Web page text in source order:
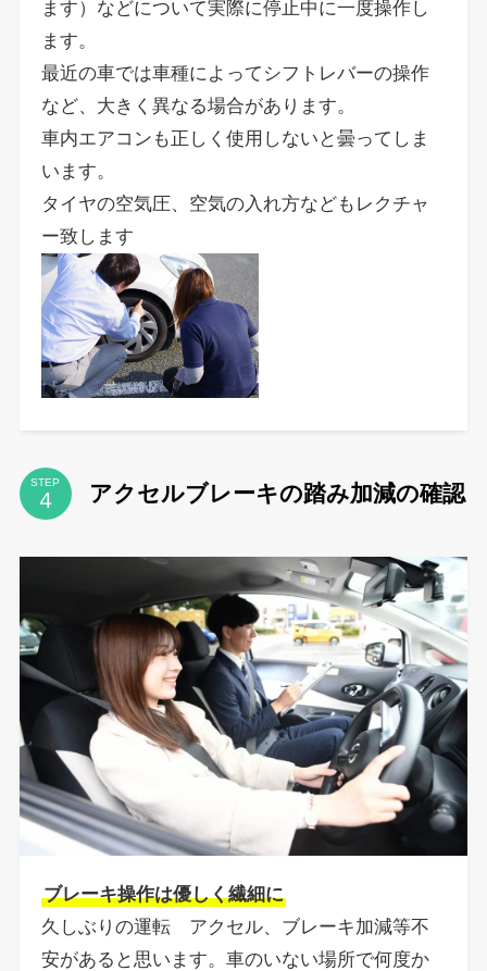
ます）などについて実際に停止中に一度操作し
ます。
最近の車では車種によってシフトレバーの操作
など、大きく異なる場合があります。
車内エアコンも正しく使用しないと曇ってしま
います。
タイヤの空気圧、空気の入れ方などもレクチャ
ー致します
STEP アクセルブレーキの踏み加減の確認
ブレーキ操作は優しく繊細に
久しぶりの運転 アクセル、ブレーキ加減等不
安があると思います。車のいない場所で何度か